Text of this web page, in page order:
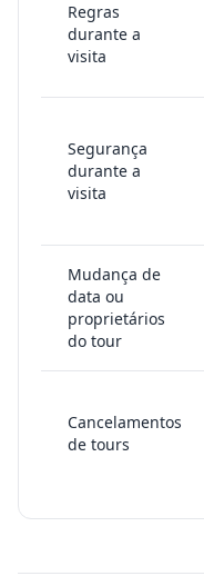
Regras
durante a
visita
Segurança
durante a
visita
Mudança de
data ou
proprietários
do tour
Cancelamentos
de tours